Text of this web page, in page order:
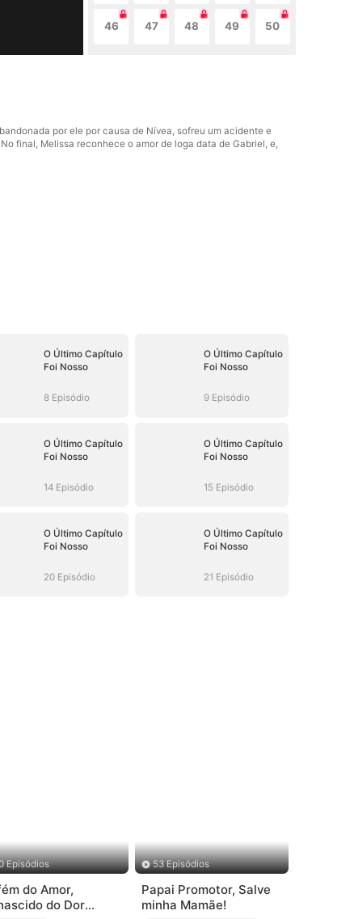
46 47 48 49 50
por ele por causa de Nívea, sofreu um acidente e
final, Melissa reconhece o amor de loga data de Gabriel, e,
O Último Capítulo
Foi Nosso
8 Episódio
O Último Capítulo
Foi Nosso
9 Episódio
O Último Capítulo
Foi Nosso
14 Episódio
O Último Capítulo
Foi Nosso
15 Episódio
O Último Capítulo
Foi Nosso
20 Episódio
O Último Capítulo
Foi Nosso
21 Episódio
Episódios
do Amor,
do Dor
53 Episódios
Papai Promotor, Salve
minha Mamãe!